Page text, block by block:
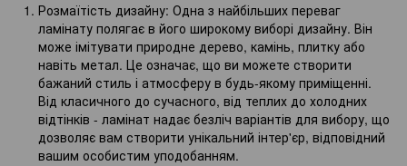
Розмаїтість дизайну: Одна з найбільших переваг
ламінату полягає в його широкому виборі дизайну. Він
може імітувати природне дерево, камінь, плитку або
навіть метал. Це означає, що ви можете створити
бажаний стиль і атмосферу в будь-якому приміщенні.
Від класичного до сучасного, від теплих до холодних
відтінків - ламінат надає безліч варіантів для вибору, що
дозволяє вам створити унікальний інтер'єр, відповідний
вашим особистим уподобанням.